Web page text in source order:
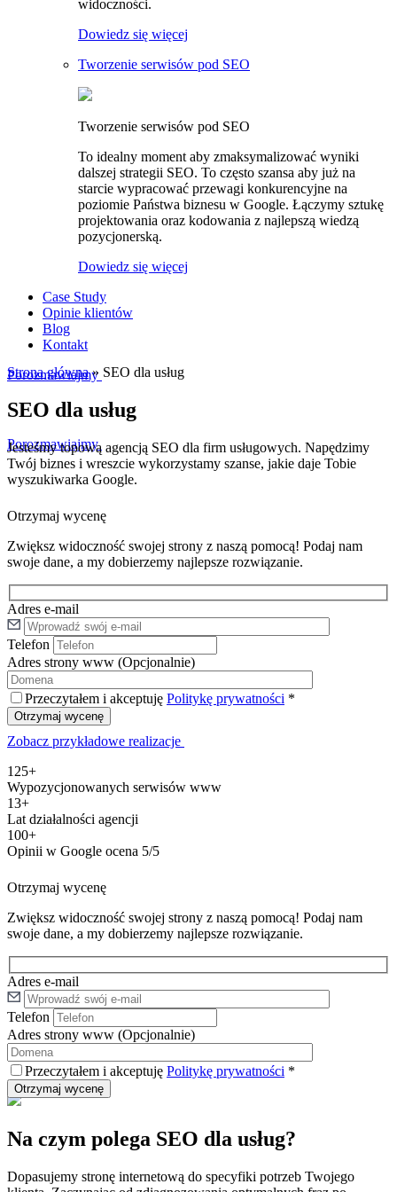
widoczności.
Dowiedz się więcej
Tworzenie serwisów pod SEO
Tworzenie serwisów pod SEO
To idealny moment aby zmaksymalizować wyniki
dalszej strategii SEO. To często szansa aby już na
starcie wypracować przewagi konkurencyjne na
poziomie Państwa biznesu w Google. Łączymy sztukę
projektowania oraz kodowania z najlepszą wiedzą
pozycjonerską.
Dowiedz się więcej
Case Study
Opinie klientów
Blog
Kontakt
Porozmawiajmy
Porozmawiajmy
Strona główna» SEO dla usług
SEO dla usług
Jesteśmy topową agencją SEO dla firm usługowych. Napędzimy
Twój biznes i wreszcie wykorzystamy szanse, jakie daje Tobie
wyszukiwarka Google.
Otrzymaj wycenę
Zwiększ widoczność swojej strony z naszą pomocą! Podaj nam
swoje dane, a my dobierzemy najlepsze rozwiązanie.
Adres e-mail
Telefon
Adres strony www (Opcjonalnie)
Przeczytałem i akceptuję Politykę prywatności *
Zobacz przykładowe realizacje
125+
Wypozycjonowanych serwisów www
13+
Lat działalności agencji
100+
Opinii w Google ocena 5/5
Otrzymaj wycenę
Zwiększ widoczność swojej strony z naszą pomocą! Podaj nam
swoje dane, a my dobierzemy najlepsze rozwiązanie.
Adres e-mail
Telefon
Adres strony www (Opcjonalnie)
Przeczytałem i akceptuję Politykę prywatności *
Na czym polega SEO dla usług?
Dopasujemy stronę internetową do specyfiki potrzeb Twojego